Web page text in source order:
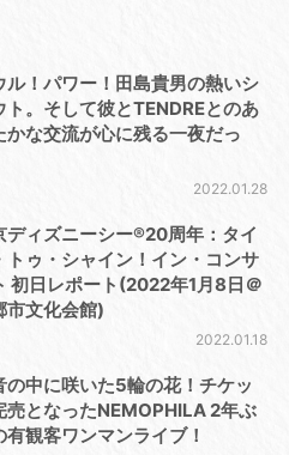
ル！パワー！田島貴男の熱いシ
ト。そして彼とTENDREとのあ
かな交流が心に残る一夜だっ
2022.01.28
ディズニーシー®20周年：タイ
トゥ・シャイン！イン・コンサ
初日レポート(2022年1月8日＠
市文化会館)
2022.01.18
の中に咲いた5輪の花！チケッ
売となったNEMOPHILA 2年ぶ
有観客ワンマンライブ！